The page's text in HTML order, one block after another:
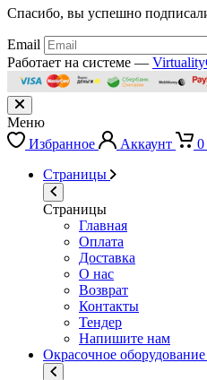
Спасибо, вы успешно
Email
Работает на системе —
Меню
Избранное
Аккаунт 0
Страницы
Страницы
Главная
Оплата
Доставка
О нас
Возврат
Контакты
Тендер
Напишите нам
Окрасочное оборудование